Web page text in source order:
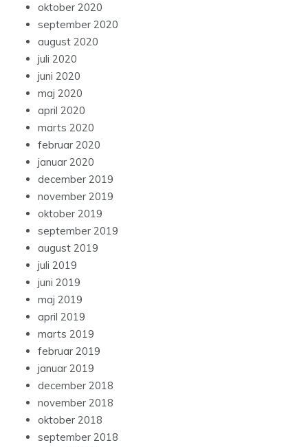
oktober 2020
september 2020
august 2020
juli 2020
juni 2020
maj 2020
april 2020
marts 2020
februar 2020
januar 2020
december 2019
november 2019
oktober 2019
september 2019
august 2019
juli 2019
juni 2019
maj 2019
april 2019
marts 2019
februar 2019
januar 2019
december 2018
november 2018
oktober 2018
september 2018